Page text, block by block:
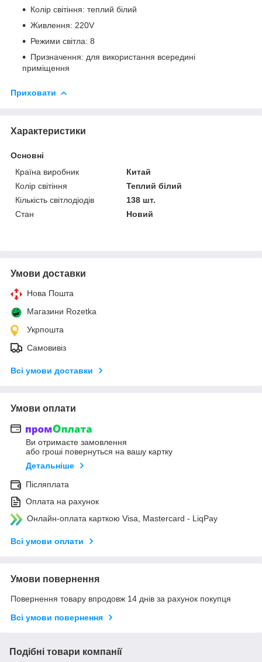
Колір світіння: теплий білий
Живлення: 220V
Режими світла: 8
Призначення: для використання всередині
приміщення
Приховати
Характеристики
Основні
Країна виробник
Китай
Колір світіння
Теплий білий
Кількість світлодіодів
138 шт.
Стан
Новий
Умови доставки
Нова Пошта
Магазини Rozetka
Укрпошта
Самовивіз
Всі умови доставки
Умови оплати
Ви отримаєте замовлення
або гроші повернуться на вашу картку
Детальніше
Післяплата
Оплата на рахунок
Онлайн-оплата карткою Visa, Mastercard - LiqPay
Всі умови оплати
Умови повернення
Повернення товару впродовж 14 днів за рахунок покупця
Всі умови повернення
Подібні товари компанії